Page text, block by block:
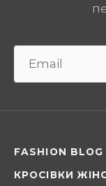
FASHION BLOG
КРОСІВКИ